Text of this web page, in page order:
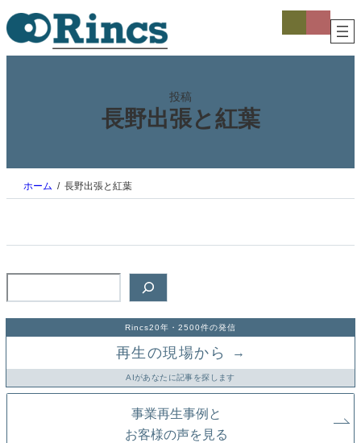
内
容
を
ス
コ
コ
投稿
長野出張と紅葉
ホーム 長野出張と紅葉
Rincs20年・2500件の発信
再生の現場から →
AIがあなたに記事を探します
事業再生事例と
お客様の声を見る